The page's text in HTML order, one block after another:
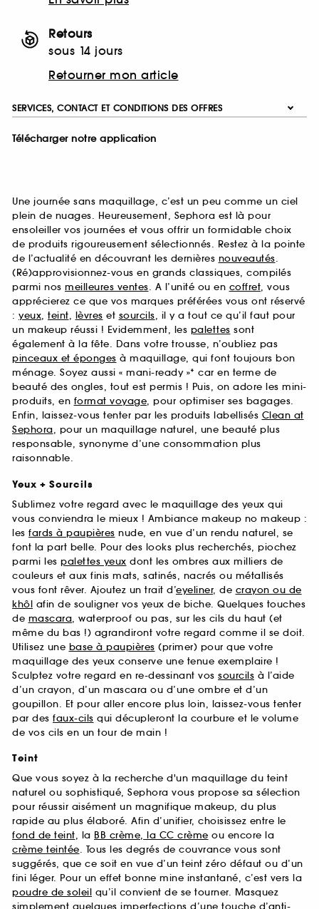
Retours
sous 14 jours
Retourner mon article
SERVICES, CONTACT ET CONDITIONS DES OFFRES
Télécharger notre application
Une journée sans maquillage, c’est un peu comme un ciel
plein de nuages. Heureusement, Sephora est là pour
ensoleiller vos journées et vous offrir un formidable choix
de produits rigoureusement sélectionnés. Restez à la pointe
de l’actualité en découvrant les dernières nouveautés.
(Ré)approvisionnez-vous en grands classiques, compilés
parmi nos meilleures ventes. A l’unité ou en coffret, vous
apprécierez ce que vos marques préférées vous ont réservé
: yeux, teint, lèvres et sourcils, il y a tout ce qu’il faut pour
un makeup réussi ! Evidemment, les palettes sont
également à la fête. Dans votre trousse, n’oubliez pas
pinceaux et éponges à maquillage, qui font toujours bon
ménage. Soyez aussi « mani-ready »* car en terme de
beauté des ongles, tout est permis ! Puis, on adore les mini-
produits, en format voyage, pour optimiser ses bagages.
Enfin, laissez-vous tenter par les produits labellisés Clean at
Sephora, pour un maquillage naturel, une beauté plus
responsable, synonyme d’une consommation plus
raisonnable.
Yeux + Sourcils
Sublimez votre regard avec le maquillage des yeux qui
vous conviendra le mieux ! Ambiance makeup no makeup :
les fards à paupières nude, en vue d’un rendu naturel, se
font la part belle. Pour des looks plus recherchés, piochez
parmi les palettes yeux dont les ombres aux milliers de
couleurs et aux finis mats, satinés, nacrés ou métallisés
vous font rêver. Ajoutez un trait d’eyeliner, de crayon ou de
khôl afin de souligner vos yeux de biche. Quelques touches
de mascara, waterproof ou pas, sur les cils du haut (et
même du bas !) agrandiront votre regard comme il se doit.
Utilisez une base à paupières (primer) pour que votre
maquillage des yeux conserve une tenue exemplaire !
Sculptez votre regard en re-dessinant vos sourcils à l’aide
d’un crayon, d’un mascara ou d’une ombre et d’un
goupillon. Et pour aller encore plus loin, laissez-vous tenter
par des faux-cils qui décupleront la courbure et le volume
de vos cils en un tour de main !
Teint
Que vous soyez à la recherche d'un maquillage du teint
naturel ou sophistiqué, Sephora vous propose sa sélection
pour réussir aisément un magnifique makeup, du plus
rapide au plus élaboré. Afin d’unifier, choisissez entre le
fond de teint, la BB crème, la CC crème ou encore la
crème teintée. Tous les degrés de couvrance vous sont
suggérés, que ce soit en vue d’un teint zéro défaut ou d’un
fini léger. Pour un effet bonne mine instantané, c’est vers la
poudre de soleil qu’il convient de se tourner. Masquez